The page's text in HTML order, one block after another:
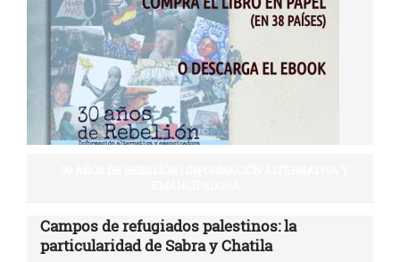
Campos de refugiados palestinos: la
particularidad de Sabra y Chatila